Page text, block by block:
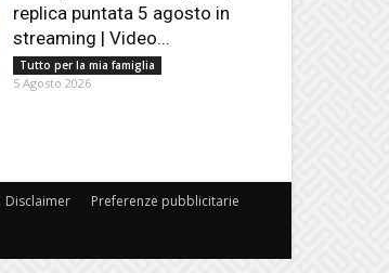
replica puntata 5 agosto in
streaming | Video...
Tutto per la mia famiglia
5 Agosto 2026
Disclaimer Preferenze pubblicitarie